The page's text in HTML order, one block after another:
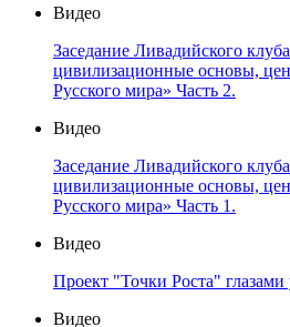
Видео
Заседание Ливадийского
цивилизационные основы,
Русского мира» Часть 2.
Видео
Заседание Ливадийского
цивилизационные основы,
Русского мира» Часть 1.
Видео
Проект "Точки Роста" глазами
Видео